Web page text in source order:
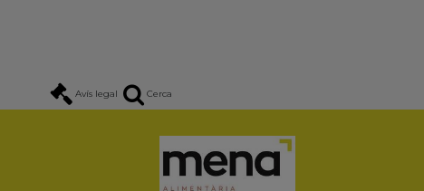
Avís legal Cerca